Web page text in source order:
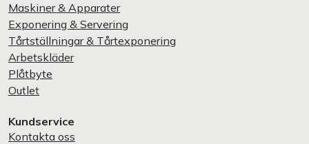
Maskiner & Apparater
Exponering & Servering
Tårtställningar & Tårtexponering
Arbetskläder
Plåtbyte
Outlet
Kundservice
Kontakta oss